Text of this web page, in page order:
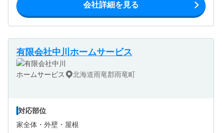
会社詳細を見る
有限会社中川ホームサービス
北海道雨竜郡雨竜町
対応部位
家全体・ 外壁・ 屋根